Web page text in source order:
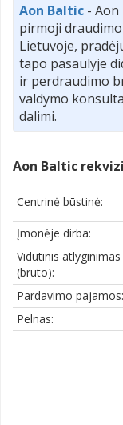
Aon Baltic - Aon
pirmoji
Lietuvoje,
tapo pasaulyje
ir perdraudimo
valdymo
dalimi.
Aon Baltic
Centrinė būstinė:
Įmonėje dirba:
Vidutinis atlyginimas
(bruto):
Pardavimo pajamos:
Pelnas: